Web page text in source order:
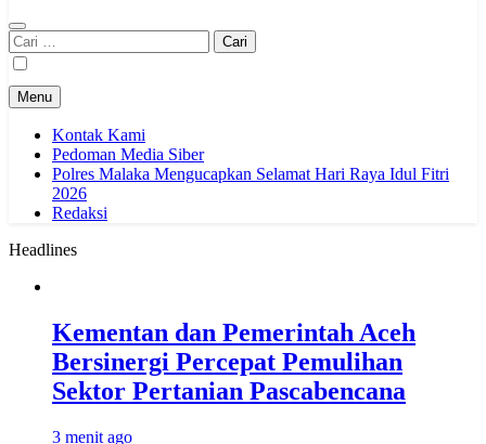
Cari
untuk:
Menu
Kontak Kami
Pedoman Media Siber
Polres Malaka Mengucapkan Selamat Hari Raya Idul Fitri
2026
Redaksi
Headlines
Kementan dan Pemerintah Aceh
Bersinergi Percepat Pemulihan
Sektor Pertanian Pascabencana
3 menit ago